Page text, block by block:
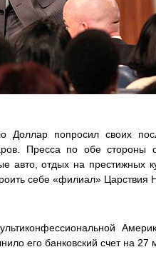
Доллар попросил своих
Пресса по обе стороны
авто, отдых на престижных
себе «филиал» Царствия
его банковский счет на 27